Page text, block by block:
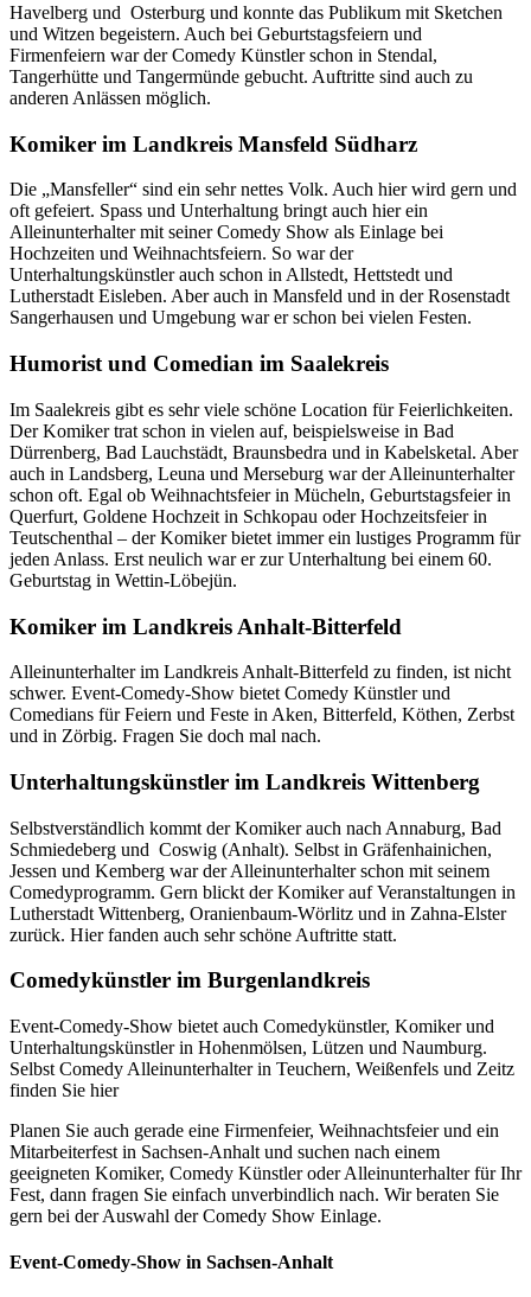
Havelberg und Osterburg und konnte das Publikum mit Sketchen
und Witzen begeistern. Auch bei Geburtstagsfeiern und
Firmenfeiern war der Comedy Künstler schon in Stendal,
Tangerhütte und Tangermünde gebucht. Auftritte sind auch zu
anderen Anlässen möglich.
Komiker im Landkreis Mansfeld Südharz
Die „Mansfeller“ sind ein sehr nettes Volk. Auch hier wird gern und
oft gefeiert. Spass und Unterhaltung bringt auch hier ein
Alleinunterhalter mit seiner Comedy Show als Einlage bei
Hochzeiten und Weihnachtsfeiern. So war der
Unterhaltungskünstler auch schon in Allstedt, Hettstedt und
Lutherstadt Eisleben. Aber auch in Mansfeld und in der Rosenstadt
Sangerhausen und Umgebung war er schon bei vielen Festen.
Humorist und Comedian im Saalekreis
Im Saalekreis gibt es sehr viele schöne Location für Feierlichkeiten.
Der Komiker trat schon in vielen auf, beispielsweise in Bad
Dürrenberg, Bad Lauchstädt, Braunsbedra und in Kabelsketal. Aber
auch in Landsberg, Leuna und Merseburg war der Alleinunterhalter
schon oft. Egal ob Weihnachtsfeier in Mücheln, Geburtstagsfeier in
Querfurt, Goldene Hochzeit in Schkopau oder Hochzeitsfeier in
Teutschenthal – der Komiker bietet immer ein lustiges Programm für
jeden Anlass. Erst neulich war er zur Unterhaltung bei einem 60.
Geburtstag in Wettin-Löbejün.
Komiker im Landkreis Anhalt-Bitterfeld
Alleinunterhalter im Landkreis Anhalt-Bitterfeld zu finden, ist nicht
schwer. Event-Comedy-Show bietet Comedy Künstler und
Comedians für Feiern und Feste in Aken, Bitterfeld, Köthen, Zerbst
und in Zörbig. Fragen Sie doch mal nach.
Unterhaltungskünstler im Landkreis Wittenberg
Selbstverständlich kommt der Komiker auch nach Annaburg, Bad
Schmiedeberg und Coswig (Anhalt). Selbst in Gräfenhainichen,
Jessen und Kemberg war der Alleinunterhalter schon mit seinem
Comedyprogramm. Gern blickt der Komiker auf Veranstaltungen in
Lutherstadt Wittenberg, Oranienbaum-Wörlitz und in Zahna-Elster
zurück. Hier fanden auch sehr schöne Auftritte statt.
Comedykünstler im Burgenlandkreis
Event-Comedy-Show bietet auch Comedykünstler, Komiker und
Unterhaltungskünstler in Hohenmölsen, Lützen und Naumburg.
Selbst Comedy Alleinunterhalter in Teuchern, Weißenfels und Zeitz
finden Sie hier
Planen Sie auch gerade eine Firmenfeier, Weihnachtsfeier und ein
Mitarbeiterfest in Sachsen-Anhalt und suchen nach einem
geeigneten Komiker, Comedy Künstler oder Alleinunterhalter für Ihr
Fest, dann fragen Sie einfach unverbindlich nach. Wir beraten Sie
gern bei der Auswahl der Comedy Show Einlage.
Event-Comedy-Show in Sachsen-Anhalt